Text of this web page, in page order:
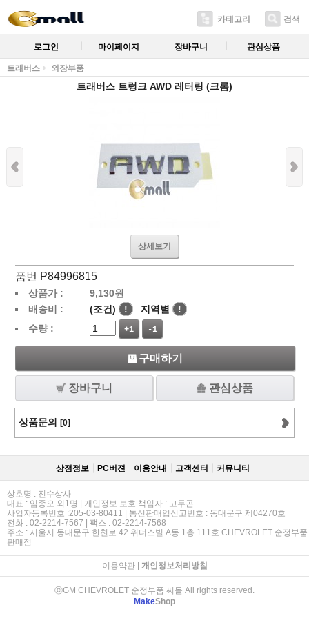
카테고리 검색
로그인 마이페이지 장바구니 관심상품
트래버스 외장부품
트래버스 트렁크 AWD 레터링 (크롬)
상세보기
품번 P84996815
상품가 : 9,130원
배송비 :
(조건) ! 지역별
!
수량 :
+1 -1
구매하기
장바구니 관심상품
상품문의 [0]
상점정보 PC버젼 이용안내 고객센터 커뮤니티
상호명 : 진수상사
대표 : 임종오 외1명 | 개인정보 보호 책임자 : 고두곤
사업자등록번호 :205-03-80411 | 통신판매업신고번호 : 동대문구 제04270호
전화 : 02-2214-7567 | 팩스 : 02-2214-7568
주소 : 서울시 동대문구 한천로 42 위더스빌 A동 1층 111호 CHEVROLET 순정부품
판매점
이용약관| 개인정보처리방침
ⓒGM CHEVROLET 순정부품 씨몰 All rights reserved.
MakeShop